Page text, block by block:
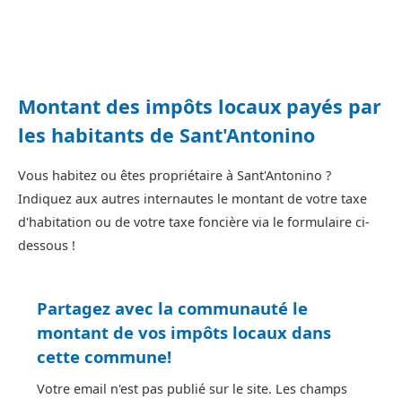
Montant des impôts locaux payés par
les habitants de Sant'Antonino
Vous habitez ou êtes propriétaire à Sant'Antonino ?
Indiquez aux autres internautes le montant de votre taxe
d'habitation ou de votre taxe foncière via le formulaire ci-
dessous !
Partagez avec la communauté le
montant de vos impôts locaux dans
cette commune!
Votre email n'est pas publié sur le site. Les champs